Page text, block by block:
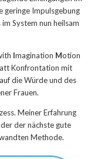
geringe Impulsgebung
System nun heilsam
Imagination Motion
Konfrontation mit
die Würde und des
Frauen.
Meiner Erfahrung
der nächste gute
Methode.